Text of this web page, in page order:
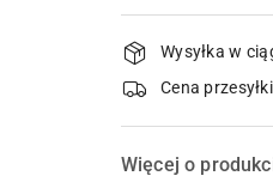
i
dostawa
Wysyłka w
Cena
Więcej o